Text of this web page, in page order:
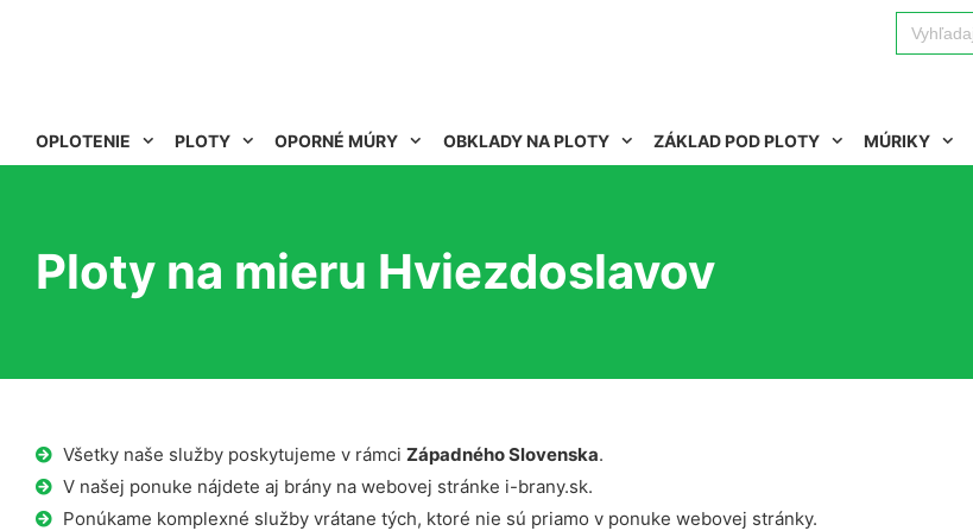
Search
for:
OPLOTENIE PLOTY OPORNÉ MÚRY OBKLADY NA PLOTY ZÁKLAD POD PLOTY MÚRIKY
Ploty na mieru Hviezdoslavov
Všetky naše služby poskytujeme v rámci Západného Slovenska.
V našej ponuke nájdete aj brány na webovej stránke i-brany.sk.
Ponúkame komplexné služby vrátane tých, ktoré nie sú priamo v ponuke webovej stránky.